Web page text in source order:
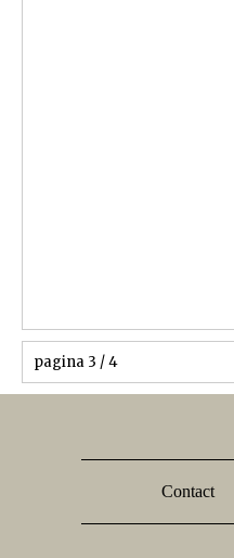
pagina 3 / 4
Contact